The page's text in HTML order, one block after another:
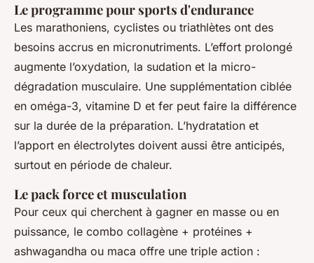
Le programme pour sports d'endurance
Les marathoniens, cyclistes ou triathlètes ont des
besoins accrus en micronutriments. L’effort prolongé
augmente l’oxydation, la sudation et la micro-
dégradation musculaire. Une supplémentation ciblée
en oméga-3, vitamine D et fer peut faire la différence
sur la durée de la préparation. L’hydratation et
l’apport en électrolytes doivent aussi être anticipés,
surtout en période de chaleur.
Le pack force et musculation
Pour ceux qui cherchent à gagner en masse ou en
puissance, le combo collagène + protéines +
ashwagandha ou maca offre une triple action :